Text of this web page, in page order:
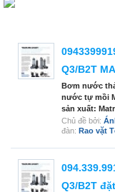
Q3/B2T
Bơm nước
nước tự mồi
sản xuất:
Chủ đề bởi:
đàn: Rao vặt
Q3/B2T